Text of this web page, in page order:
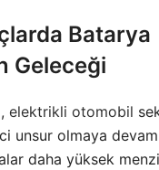
Batarya
Geleceği
elektrikli otomobil
unsur olmaya
daha yüksek